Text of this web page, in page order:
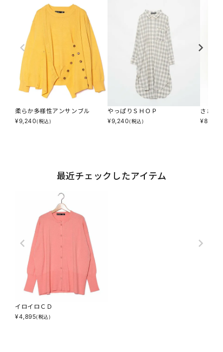
柔らか多様性アンサンブル
¥9,240(税込)
やっぱりＳＨＯＰ
¥9,240(税込)
さざな
¥8,690
最近チェックしたアイテム
イロイロＣＤ
¥4,895(税込)